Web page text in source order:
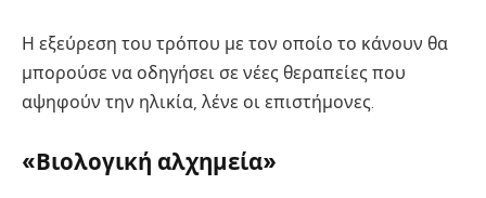
Η εξεύρεση του τρόπου με τον οποίο το κάνουν θα
μπορούσε να οδηγήσει σε νέες θεραπείες που
αψηφούν την ηλικία, λένε οι επιστήμονες.
«Βιολογική αλχημεία»